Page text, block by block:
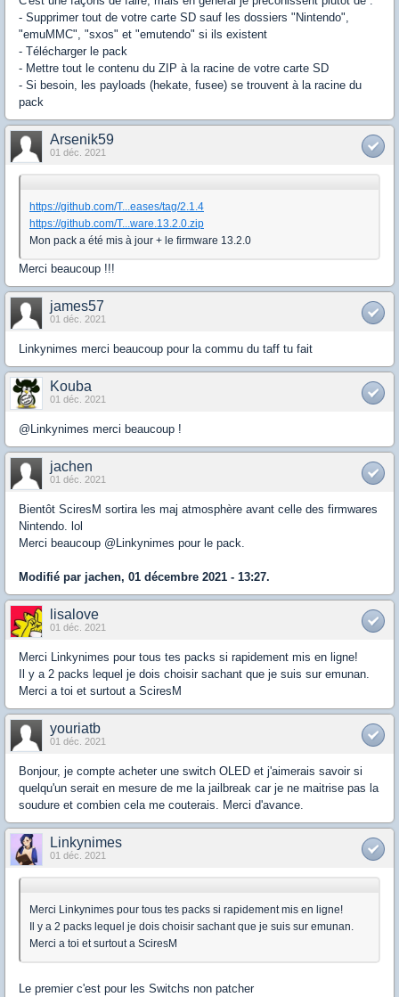
- Supprimer tout de votre carte SD sauf les dossiers "Nintendo",
"emuMMC", "sxos" et "emutendo" si ils existent
- Télécharger le pack
- Mettre tout le contenu du ZIP à la racine de votre carte SD
- Si besoin, les payloads (hekate, fusee) se trouvent à la racine du
pack
Arsenik59
01 déc. 2021
https://github.com/T...eases/tag/2.1.4
https://github.com/T...ware.13.2.0.zip
Mon pack a été mis à jour + le firmware 13.2.0
Merci beaucoup !!!
james57
01 déc. 2021
Linkynimes merci beaucoup pour la commu du taff tu fait
Kouba
01 déc. 2021
@Linkynimes merci beaucoup !
jachen
01 déc. 2021
Bientôt SciresM sortira les maj atmosphère avant celle des firmwares
Nintendo. lol
Merci beaucoup @Linkynimes pour le pack.
Modifié par jachen, 01 décembre 2021 - 13:27.
lisalove
01 déc. 2021
Merci Linkynimes pour tous tes packs si rapidement mis en ligne!
Il y a 2 packs lequel je dois choisir sachant que je suis sur emunan.
Merci a toi et surtout a SciresM
youriatb
01 déc. 2021
Bonjour, je compte acheter une switch OLED et j'aimerais savoir si
quelqu'un serait en mesure de me la jailbreak car je ne maitrise pas la
soudure et combien cela me couterais. Merci d'avance.
Linkynimes
01 déc. 2021
Merci Linkynimes pour tous tes packs si rapidement mis en ligne!
Il y a 2 packs lequel je dois choisir sachant que je suis sur emunan.
Merci a toi et surtout a SciresM
Le premier c'est pour les Switchs non patcher